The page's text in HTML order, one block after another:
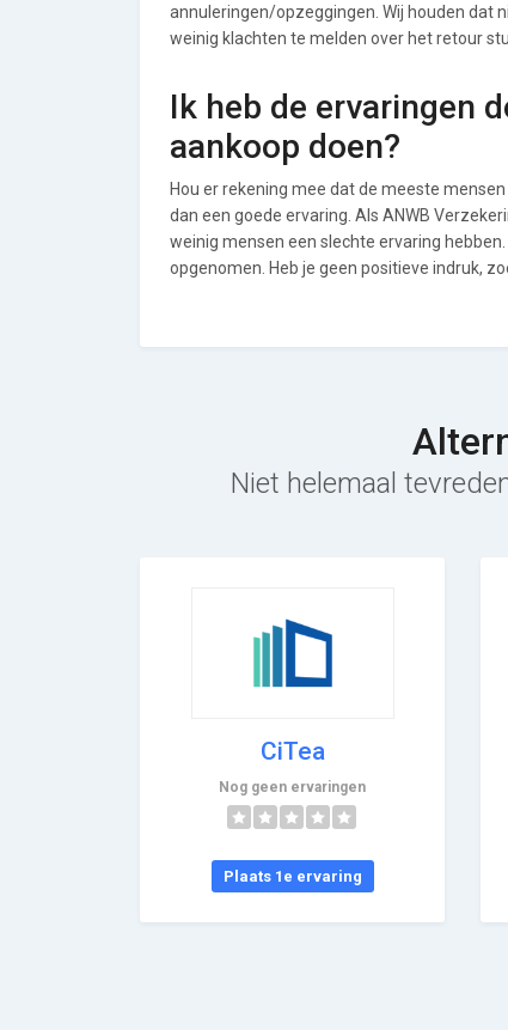
annuleringen/opzeggingen. Wij houden dat
weinig klachten te melden over het retour
Ik heb de ervaringen
aankoop doen?
Hou er rekening mee dat de meeste
dan een goede ervaring. Als ANWB
weinig mensen een slechte ervaring
opgenomen. Heb je geen positieve indruk,
Niet helemaal
CiTea
Nog geen ervaringen
Plaats 1e ervaring